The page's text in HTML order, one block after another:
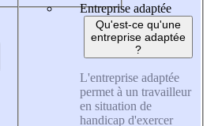
Entreprise adaptée
Qu'est-ce qu'une
entreprise adaptée
?
L'entreprise adaptée
permet à un travailleur
en situation de
handicap d'exercer